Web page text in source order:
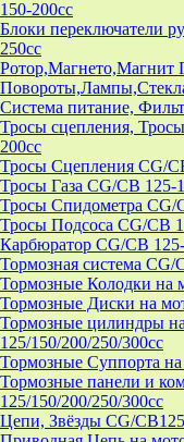
150-200cc
Блоки переключатели
250cc
Ротор,Магнето,Магнит
Система питание,
Тросы сцепления,
200cc
Тросы Сцепления CG/
Тросы Газа CG/CB 125-
Тросы Спидометра CG/
Тросы Подсоса CG/CB
Карбюратор CG/CB
Тормозная система CG/
Тормозные Колодки на
Тормозные Диски на
Тормозные цилиндры
125/150/200/250/300cc
Тормозные Суппорта
Тормозные панели и
125/150/200/250/300cc
Цепи, Звёзды CG/